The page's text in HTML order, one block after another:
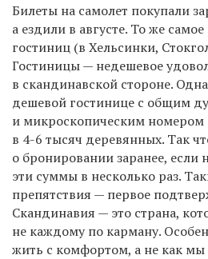
Билеты на самолет покупали
а ездили в августе. То же самое
гостиниц (в Хельсинки,
Гостиницы — недешевое
в скандинавской стороне.
дешевой гостинице с общим
и микроскопическим номером
в 4-6 тысяч деревянных. Так
о бронировании заранее, если
эти суммы в несколько раз.
препятствия — первое
Скандинавия — это страна,
не каждому по карману.
жить с комфортом, а не как мы